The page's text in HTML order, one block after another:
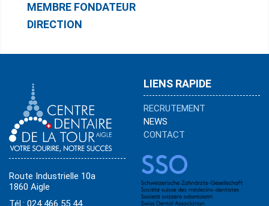
MEMBRE FONDATEUR
DIRECTION
Route Industrielle 10a
1860 Aigle
Tél.: 024 466 55 44
LIENS RAPIDE
RECRUTEMENT
NEWS
CONTACT